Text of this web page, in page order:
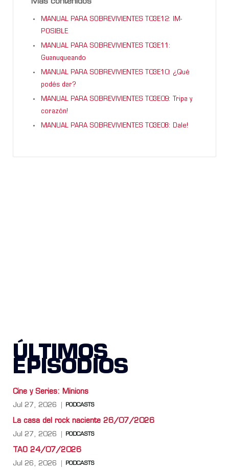
MANUAL PARA SOBREVIVIENTES T03E12: IM-
POSIBLE
MANUAL PARA SOBREVIVIENTES T03E11:
Guanuqueando
MANUAL PARA SOBREVIVIENTES T03E10: ¿Qué
podés dar?
MANUAL PARA SOBREVIVIENTES T03E09: Tripa y
corazón!
MANUAL PARA SOBREVIVIENTES T03E08: Dale!
ÚLTIMOS
EPISODIOS
Cine y Series: Minions
Jul 27, 2026 PODCASTS
La casa del rock naciente 26/07/2026
Jul 27, 2026 PODCASTS
TAO 24/07/2026
Jul 26, 2026 PODCASTS